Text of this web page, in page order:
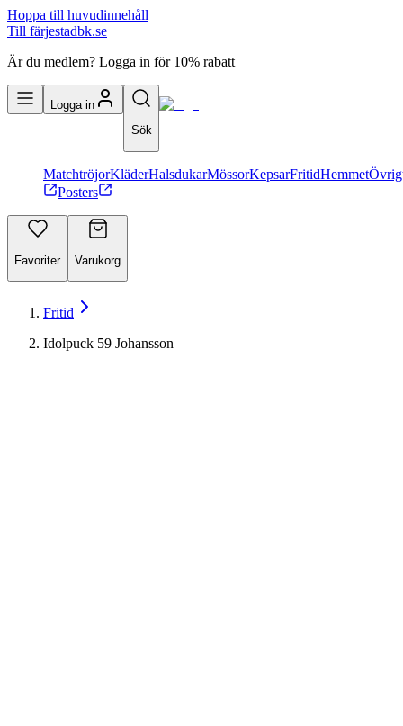
Hoppa till huvudinnehåll
Till färjestadbk.se
Är du medlem? Logga in för 10% rabatt
Logga in
Sök
MatchtröjorKläderHalsdukarMössorKepsarFritidHemmet
Posters
Favoriter Varukorg
Fritid
Idolpuck 59 Johansson